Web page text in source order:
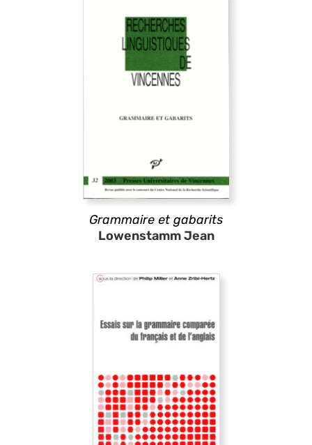
Grammaire et gabarits
Lowenstamm Jean